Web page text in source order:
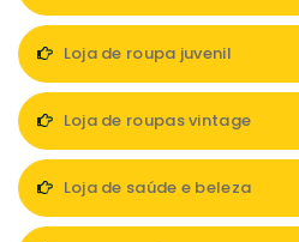
Loja de roupa juvenil
Loja de roupas vintage
Loja de saúde e beleza